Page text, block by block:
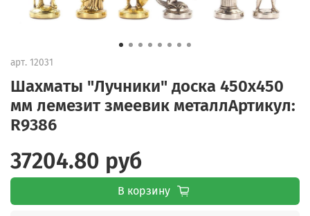
арт. 12031
Шахматы "Лучники" доска 450х450
мм лемезит змеевик металлАртикул:
R9386
37204.80 руб
В корзину